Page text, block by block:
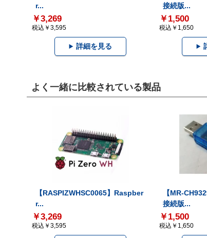
r...
￥3,269
税込￥3,595
詳細を見る
接続版...
￥1,500
税込￥1,650
よく一緒に比較されている製品
【RASPIZWHSC0065】Raspber
r...
￥3,269
税込￥3,595
【MR-
接続版...
￥1,500
税込￥1,650